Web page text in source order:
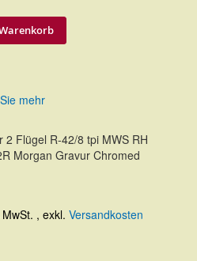
mehr
2 Flügel R-42/8 tpi MWS RH
Morgan Gravur Chromed
, exkl. Versandkosten